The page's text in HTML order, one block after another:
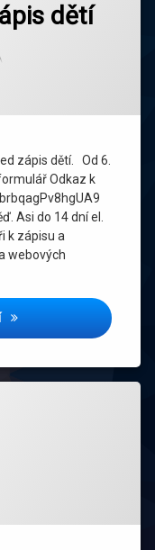
dětí
zápis dětí. Od 6.
Odkaz k
Asi do 14 dní el.
k zápisu a
webových
Elektronický předzápis dětí